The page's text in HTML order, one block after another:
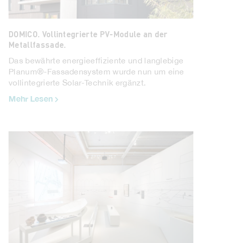
DOMICO. Vollintegrierte PV-Module an der
Metallfassade.
Das bewährte energieeffiziente und langlebige
Planum®-Fassadensystem wurde nun um eine
vollintegrierte Solar-Technik ergänzt.
Mehr Lesen